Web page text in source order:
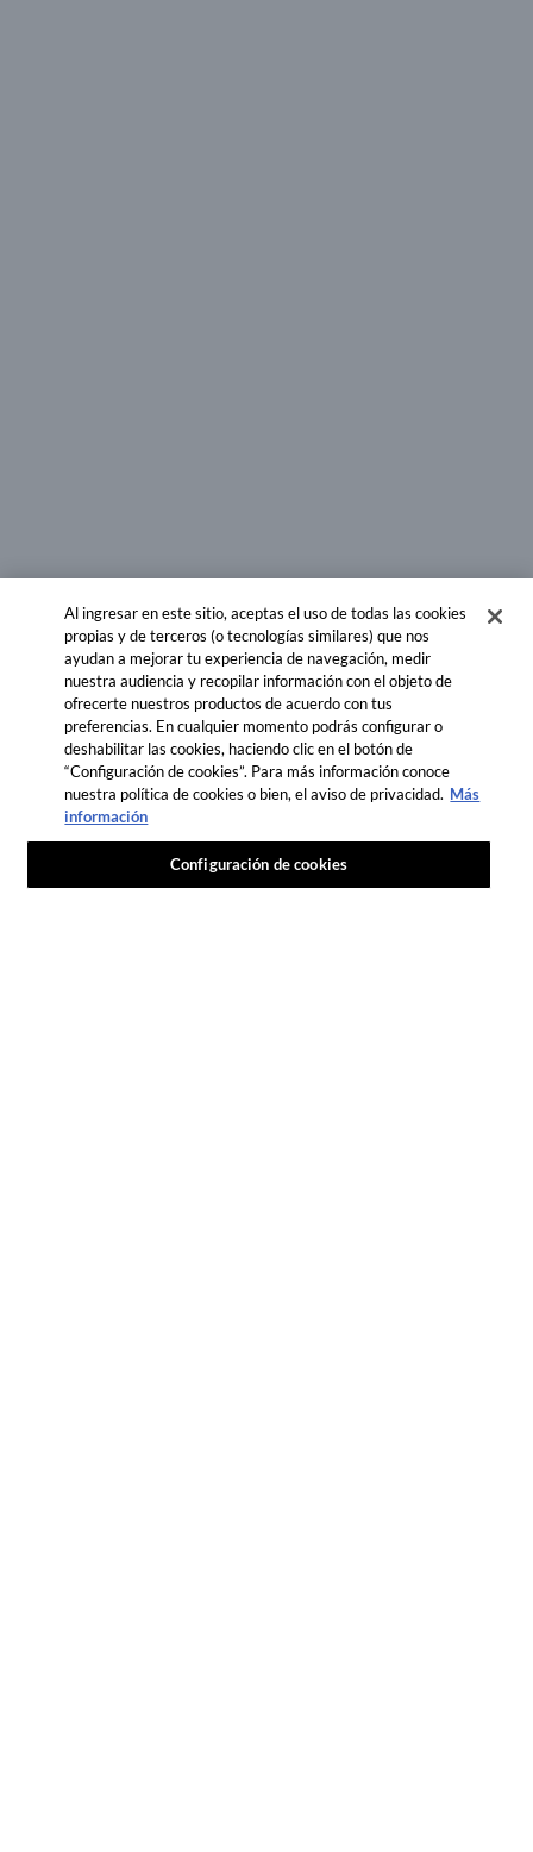
Al ingresar en este sitio, aceptas el uso de todas las cookies
propias y de terceros (o tecnologías similares) que nos
ayudan a mejorar tu experiencia de navegación, medir
nuestra audiencia y recopilar información con el objeto de
ofrecerte nuestros productos de acuerdo con tus
preferencias. En cualquier momento podrás configurar o
deshabilitar las cookies, haciendo clic en el botón de
“Configuración de cookies”. Para más información conoce
nuestra política de cookies o bien, el aviso de privacidad. Más
información
Configuración de cookies